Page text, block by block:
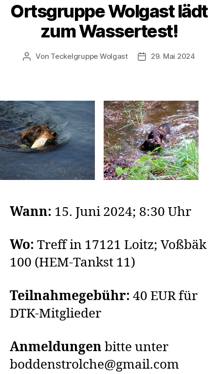
Ortsgruppe Wolgast lädt
zum Wassertest!
Beitragsautor
Von Teckelgruppe Wolgast 29. Mai 2024
Wann: 15. Juni 2024; 8:30 Uhr
Wo: Treff in 17121 Loitz; Voßbäk
100 (HEM-Tankst 11)
Teilnahmegebühr: 40 EUR für
DTK-Mitglieder
Anmeldungen bitte unter
boddenstrolche@gmail.com